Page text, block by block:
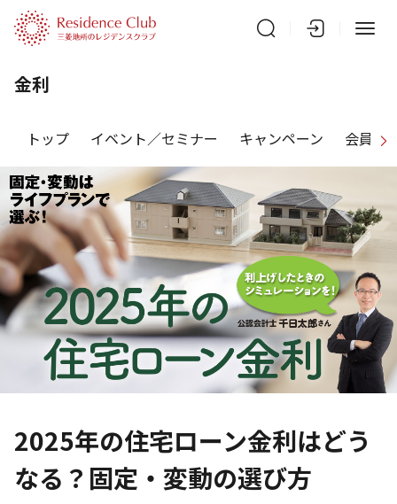
金利
トップ イベント／セミナー キャンペーン 会員特
2025年の住宅ローン金利はどう
なる？固定・変動の選び方